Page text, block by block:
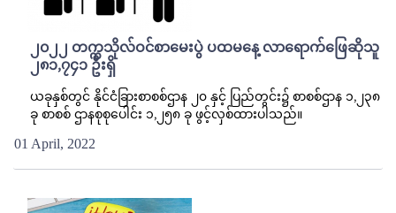
၂၀၂၂ တက္ကသိုလ်ဝင်စာမေးပွဲ ပထမနေ့ လာရောက်ဖြေဆိုသူ
၂၈၁,၇၄၁ ဦးရှိ
ယခုနှစ်တွင် နိုင်ငံခြားစာစစ်ဌာန ၂၀ နှင့် ပြည်တွင်း၌ စာစစ်ဌာန ၁,၂၃၈
ခု စာစစ် ဌာနစုစုပေါင်း ၁,၂၅၈ ခု ဖွင့်လှစ်ထားပါသည်။
01 April, 2022